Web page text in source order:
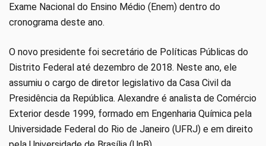
Exame Nacional do Ensino Médio (Enem) dentro do
cronograma deste ano.
O novo presidente foi secretário de Políticas Públicas do
Distrito Federal até dezembro de 2018. Neste ano, ele
assumiu o cargo de diretor legislativo da Casa Civil da
Presidência da República. Alexandre é analista de Comércio
Exterior desde 1999, formado em Engenharia Química pela
Universidade Federal do Rio de Janeiro (UFRJ) e em direito